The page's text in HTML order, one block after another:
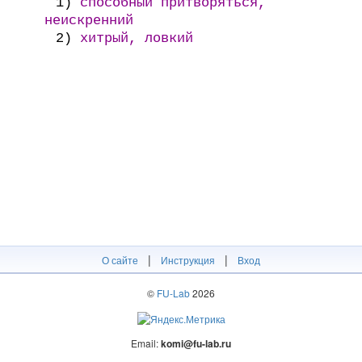
неискренний
2)
хитрый, ловкий
О сайте | Инструкция | Вход
© FU-Lab2026
Email:komi@fu-lab.ru